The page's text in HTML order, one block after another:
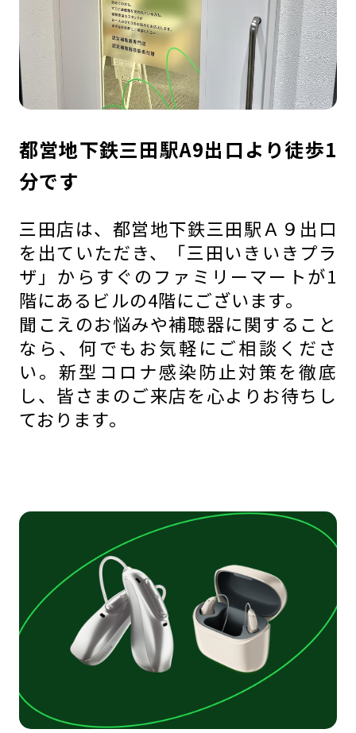
都営地下鉄三田駅A9出口より徒歩1
分です
三田店は、都営地下鉄三田駅Ａ９出口
を出ていただき、「三田いきいきプラ
ザ」からすぐのファミリーマートが1
階にあるビルの4階にございます。
聞こえのお悩みや補聴器に関すること
なら、何でもお気軽にご相談くださ
い。新型コロナ感染防止対策を徹底
し、皆さまのご来店を心よりお待ちし
ております。